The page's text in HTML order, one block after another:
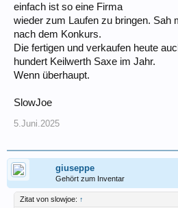
einfach ist so eine Firma
wieder zum Laufen zu bringen. Sah
nach dem Konkurs.
Die fertigen und verkaufen heute
hundert Keilwerth Saxe im Jahr.
Wenn überhaupt.
SlowJoe
5.Juni.2025
giuseppe
Gehört zum Inventar
Zitat von slowjoe: ↑